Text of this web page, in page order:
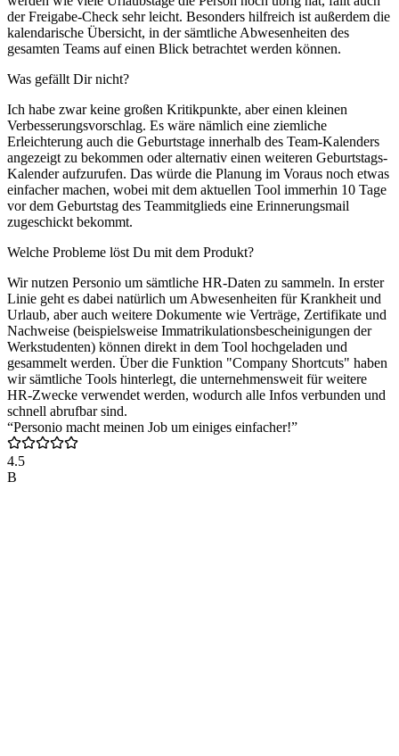
der Freigabe-Check sehr leicht. Besonders hilfreich ist außerdem die
kalendarische Übersicht, in der sämtliche Abwesenheiten des
gesamten Teams auf einen Blick betrachtet werden können.
Was gefällt Dir nicht?
Ich habe zwar keine großen Kritikpunkte, aber einen kleinen
Verbesserungsvorschlag. Es wäre nämlich eine ziemliche
Erleichterung auch die Geburtstage innerhalb des Team-Kalenders
angezeigt zu bekommen oder alternativ einen weiteren Geburtstags-
Kalender aufzurufen. Das würde die Planung im Voraus noch etwas
einfacher machen, wobei mit dem aktuellen Tool immerhin 10 Tage
vor dem Geburtstag des Teammitglieds eine Erinnerungsmail
zugeschickt bekommt.
Welche Probleme löst Du mit dem Produkt?
Wir nutzen Personio um sämtliche HR-Daten zu sammeln. In erster
Linie geht es dabei natürlich um Abwesenheiten für Krankheit und
Urlaub, aber auch weitere Dokumente wie Verträge, Zertifikate und
Nachweise (beispielsweise Immatrikulationsbescheinigungen der
Werkstudenten) können direkt in dem Tool hochgeladen und
gesammelt werden. Über die Funktion "Company Shortcuts" haben
wir sämtliche Tools hinterlegt, die unternehmensweit für weitere
HR-Zwecke verwendet werden, wodurch alle Infos verbunden und
schnell abrufbar sind.
“Personio macht meinen Job um einiges einfacher!”
4.5
B